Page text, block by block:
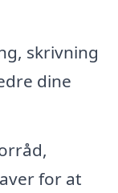
skrivning
dine
for at